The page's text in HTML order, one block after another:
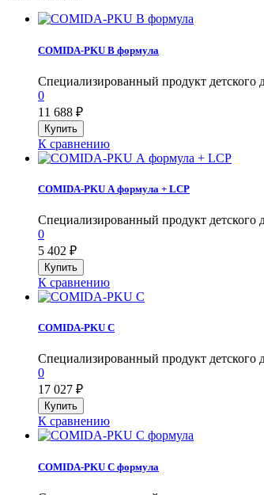
COMIDA-PKU B формула
Специализированный продукт детского
0
11 688 ₽
К сравнению
COMIDA-PKU А формула + LCP
Специализированный продукт детского
0
5 402 ₽
К сравнению
COMIDA-PKU С
Специализированный продукт детского
0
17 027 ₽
К сравнению
COMIDA-PKU С формула